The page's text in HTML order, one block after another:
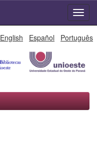
English Español Português